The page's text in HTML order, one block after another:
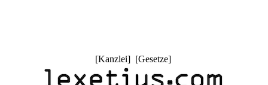
[Kanzlei] [Gesetze]